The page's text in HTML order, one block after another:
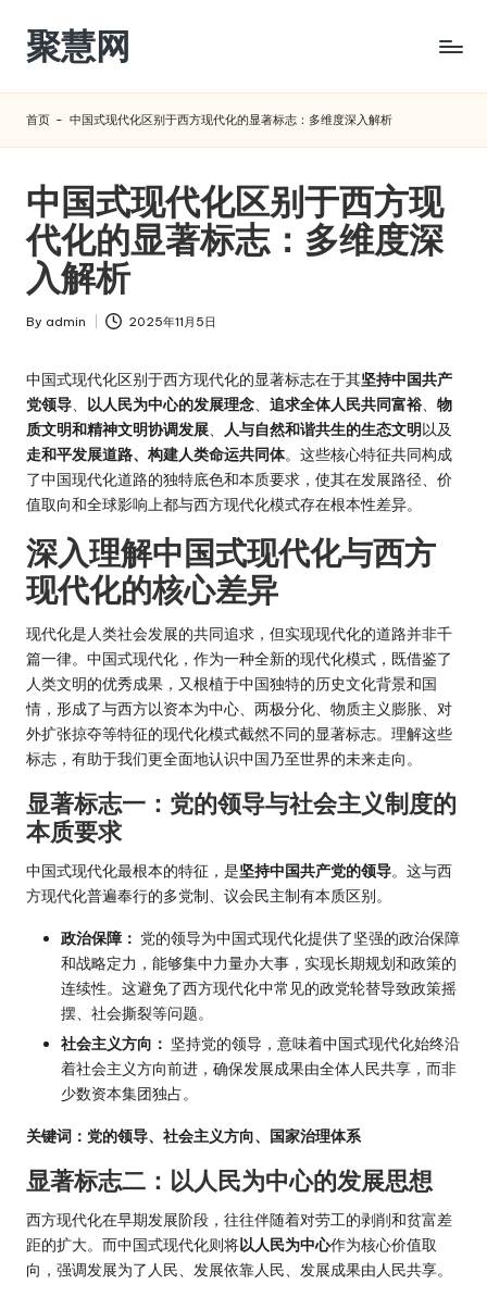
Skip
content
聚慧网
首页 - 中国式现代化区别于西方现代化的显著标志：多维度深入解析
中国式现代化区别于西方现
代化的显著标志：多维度深
入解析
Posted
By admin 2025年11月5日
中国式现代化区别于西方现代化的显著标志在于其坚持中国共产
党领导、 以人民为中心的发展理念、 追求全体人民共同富裕、 物
质文明和精神文明协调发展、 人与自然和谐共生的生态文明以及
走和平发展道路、构建人类命运共同体。这些核心特征共同构成
了中国现代化道路的独特底色和本质要求，使其在发展路径、价
值取向和全球影响上都与西方现代化模式存在根本性差异。
深入理解中国式现代化与西方
现代化的核心差异
现代化是人类社会发展的共同追求，但实现现代化的道路并非千
篇一律。中国式现代化，作为一种全新的现代化模式，既借鉴了
人类文明的优秀成果，又根植于中国独特的历史文化背景和国
情，形成了与西方以资本为中心、两极分化、物质主义膨胀、对
外扩张掠夺等特征的现代化模式截然不同的显著标志。理解这些
标志，有助于我们更全面地认识中国乃至世界的未来走向。
显著标志一：党的领导与社会主义制度的
本质要求
中国式现代化最根本的特征，是坚持中国共产党的领导。这与西
方现代化普遍奉行的多党制、议会民主制有本质区别。
政治保障： 党的领导为中国式现代化提供了坚强的政治保障
和战略定力，能够集中力量办大事，实现长期规划和政策的
连续性。这避免了西方现代化中常见的政党轮替导致政策摇
摆、社会撕裂等问题。
社会主义方向： 坚持党的领导，意味着中国式现代化始终沿
着社会主义方向前进，确保发展成果由全体人民共享，而非
少数资本集团独占。
关键词：党的领导、社会主义方向、国家治理体系
显著标志二：以人民为中心的发展思想
西方现代化在早期发展阶段，往往伴随着对劳工的剥削和贫富差
距的扩大。而中国式现代化则将以人民为中心作为核心价值取
向，强调发展为了人民、发展依靠人民、发展成果由人民共享。